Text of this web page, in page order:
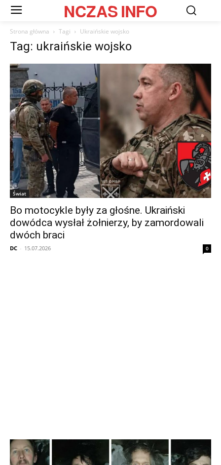
NCZASINFO
Strona główna Tagi Ukraińskie wojsko
Tag: ukraińskie wojsko
Świat
Bo motocykle były za głośne. Ukraiński
dowódca wysłał żołnierzy, by zamordowali
dwóch braci
DC - 15.07.2026 0